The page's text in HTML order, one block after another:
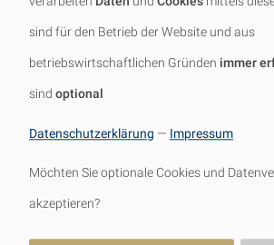
Ihr Name
E-Mail-Adresse
sind für den Betrieb der Website und aus
betriebswirtschaftlichen Gründen immer
sind optional
Datenschutzerklärung — Impressum
Möchten Sie optionale Cookies und
akzeptieren?